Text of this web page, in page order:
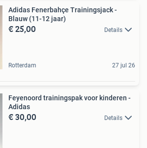
Adidas Fenerbahçe Trainingsjack -
Blauw (11-12 jaar)
€ 25,00 Details
Rotterdam 27 jul 26
Feyenoord trainingspak voor kinderen -
Adidas
€ 30,00 Details